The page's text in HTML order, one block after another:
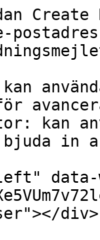
Create
kan
bjuda in
data-
div>